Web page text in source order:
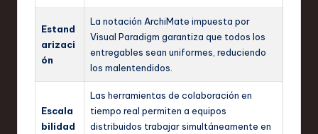
Estand
arizaci
ón
La notación ArchiMate impuesta por
Visual Paradigm garantiza que todos los
entregables sean uniformes, reduciendo
los malentendidos.
Escala
bilidad
Las herramientas de colaboración en
tiempo real permiten a equipos
distribuidos trabajar simultáneamente en